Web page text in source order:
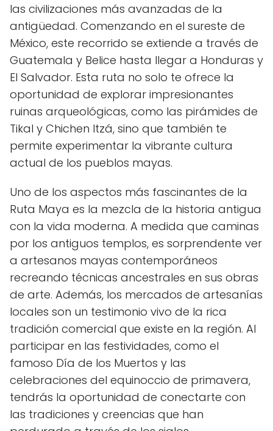
las civilizaciones más avanzadas de la
antigüedad. Comenzando en el sureste de
México, este recorrido se extiende a través de
Guatemala y Belice hasta llegar a Honduras y
El Salvador. Esta ruta no solo te ofrece la
oportunidad de explorar impresionantes
ruinas arqueológicas, como las pirámides de
Tikal y Chichen Itzá, sino que también te
permite experimentar la vibrante cultura
actual de los pueblos mayas.
Uno de los aspectos más fascinantes de la
Ruta Maya es la mezcla de la historia antigua
con la vida moderna. A medida que caminas
por los antiguos templos, es sorprendente ver
a artesanos mayas contemporáneos
recreando técnicas ancestrales en sus obras
de arte. Además, los mercados de artesanías
locales son un testimonio vivo de la rica
tradición comercial que existe en la región. Al
participar en las festividades, como el
famoso Día de los Muertos y las
celebraciones del equinoccio de primavera,
tendrás la oportunidad de conectarte con
las tradiciones y creencias que han